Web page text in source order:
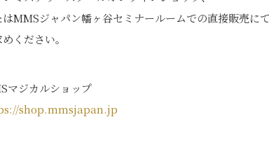
はMMSジャパン幡ヶ谷セミナールームでの直接販売にて
ください。
マジカルショップ
shop.mmsjapan.jp